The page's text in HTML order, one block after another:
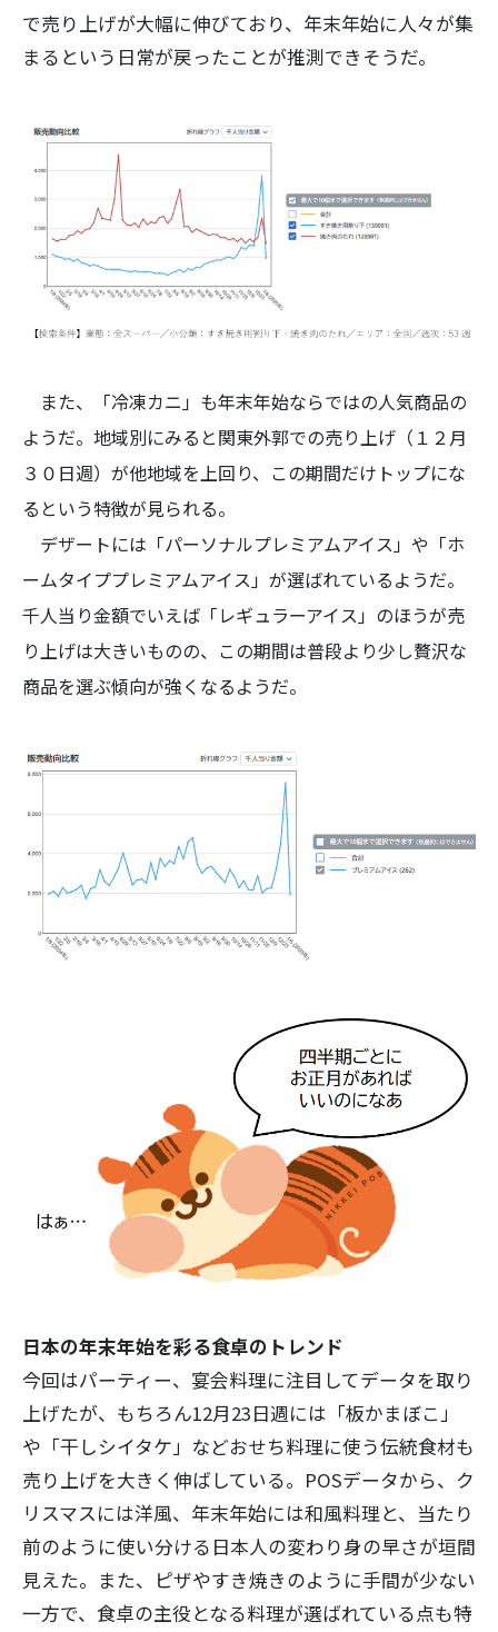
で売り上げが大幅に伸びており、年末年始に人々が集
まるという日常が戻ったことが推測できそうだ。
また、「冷凍カニ」も年末年始ならではの人気商品の
ようだ。地域別にみると関東外郭での売り上げ（１２月
３０日週）が他地域を上回り、この期間だけトップにな
るという特徴が見られる。
デザートには「パーソナルプレミアムアイス」や「ホ
ームタイププレミアムアイス」が選ばれているようだ。
千人当り金額でいえば「レギュラーアイス」のほうが売
り上げは大きいものの、この期間は普段より少し贅沢な
商品を選ぶ傾向が強くなるようだ。
日本の年末年始を彩る食卓のトレンド
今回はパーティー、宴会料理に注目してデータを取り
上げたが、もちろん12月23日週には「板かまぼこ」
や「干しシイタケ」などおせち料理に使う伝統食材も
売り上げを大きく伸ばしている。POSデータから、ク
リスマスには洋風、年末年始には和風料理と、当たり
前のように使い分ける日本人の変わり身の早さが垣間
見えた。また、ピザやすき焼きのように手間が少ない
一方で、食卓の主役となる料理が選ばれている点も特